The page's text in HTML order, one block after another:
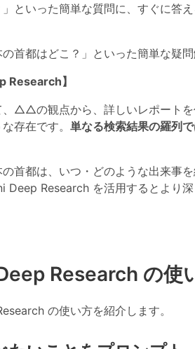
」といった簡単な質問に、すぐに答
首都はどこ？」といった簡単な疑
Research】
、△△の観点から、詳しいレポート
存在です。 単なる検索結果の羅列
首都は、いつ・どのような出来事
Deep Research を活用するとより
Research の使
の使い方を紹介します。